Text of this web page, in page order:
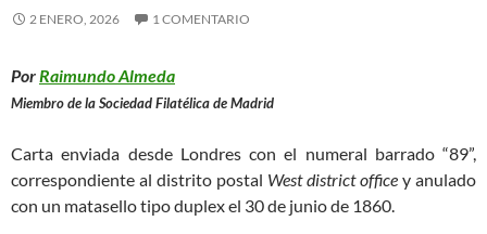
2 ENERO, 2026 1 COMENTARIO
PorRaimundo Almeda
Miembro de la Sociedad Filatélica de Madrid
Carta enviada desde Londres con el numeral barrado “89”,
correspondiente al distrito postal West district office y anulado
con un matasello tipo duplex el 30 de junio de 1860.